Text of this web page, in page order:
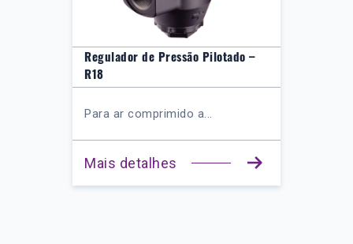
Regulador de Pressão Pilotado –
R18
Para ar comprimido a...
Mais detalhes